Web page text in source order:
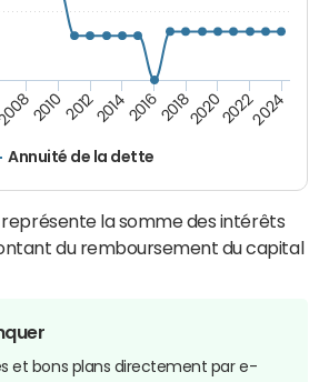
Annuité de la dette
20102012201420162018202020222024
la somme des intérêts
du remboursement du capital
et bons plans directement par e-